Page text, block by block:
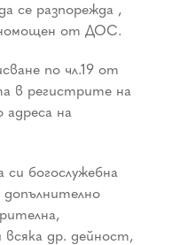
се разпорежда ,
от ДОС.
по чл.19 от
в регистрите на
на
богослужебна
др. дейност,